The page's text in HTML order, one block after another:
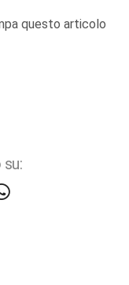
questo articolo